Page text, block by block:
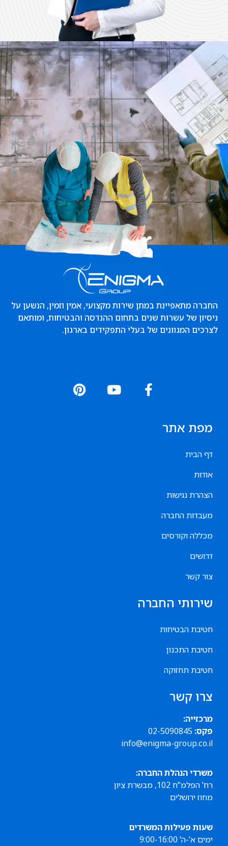
החברה מתאפיינת במתן שירות מקצועי, אמין וזמין, הנשען על
ניסיון של עשרות שנים בתחום ההנדסה והבטיחות, ומותאם
לצרכים המגוונים של בעלי התפקידים בארגון.
מפת אתר
דף הבית
אודות
הצהרת נגישות
מעבדות החברה
מכללה וקורסים
דרושים
צור קשר
שירותי החברה
חטיבת הבטיחות
חטיבת התכנון
חטיבת תחזוקה
צרו קשר
מרכזייה:
פקס:02-5090845
info@enigma-group.co.il
משרדי הנהלת החברה:
רח' הפלמ"ח 102, מבשרת ציון
מחוז ירושלים
שעות פעילות המשרדים
ימים א'-ה' 9:00-16:00